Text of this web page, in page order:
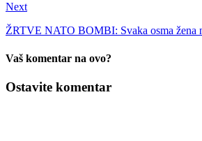
Next
ŽRTVE NATO BOMBI: Svaka osma žena
Vaš komentar na ovo?
Ostavite komentar